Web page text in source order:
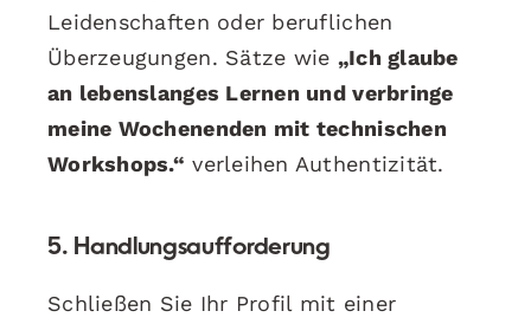
Leidenschaften oder beruflichen
Überzeugungen. Sätze wie „Ich glaube
an lebenslanges Lernen und verbringe
meine Wochenenden mit technischen
Workshops.“ verleihen Authentizität.
5. Handlungsaufforderung
Schließen Sie Ihr Profil mit einer